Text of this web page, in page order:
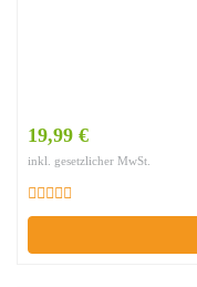
19,99 €
inkl. gesetzlicher MwSt.